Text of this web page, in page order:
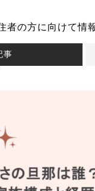
者の方に向けて情
事